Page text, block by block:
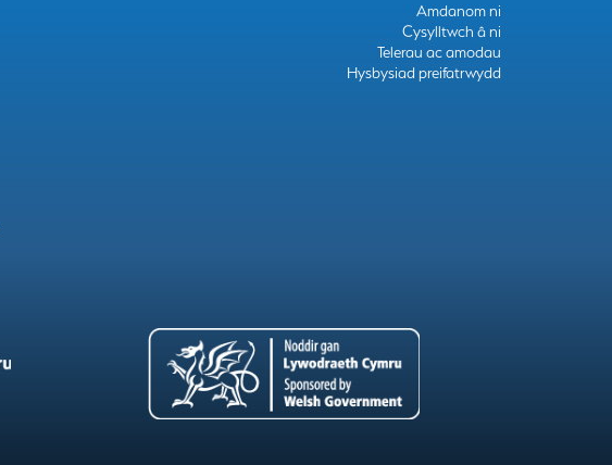
Amdanom ni
Cysylltwch â ni
Telerau ac amodau
Hysbysiad preifatrwydd